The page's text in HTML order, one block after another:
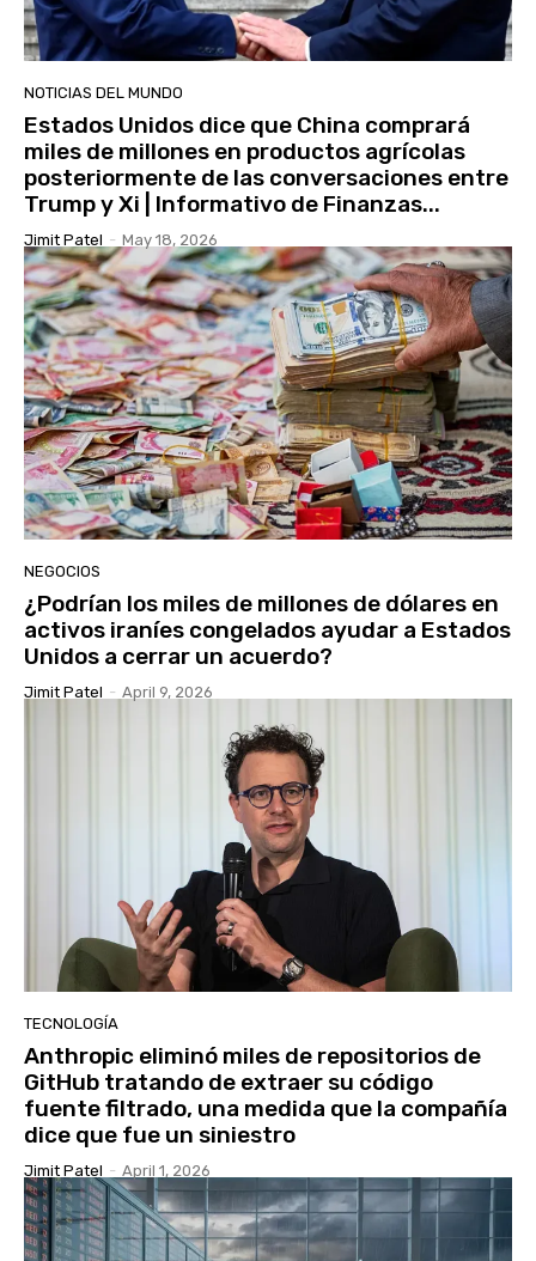
NOTICIAS DEL MUNDO
Estados Unidos dice que China comprará
miles de millones en productos agrícolas
posteriormente de las conversaciones entre
Trump y Xi | Informativo de Finanzas...
Jimit Patel - May 18, 2026
NEGOCIOS
¿Podrían los miles de millones de dólares en
activos iraníes congelados ayudar a Estados
Unidos a cerrar un acuerdo?
Jimit Patel - April 9, 2026
TECNOLOGÍA
Anthropic eliminó miles de repositorios de
GitHub tratando de extraer su código
fuente filtrado, una medida que la compañía
dice que fue un siniestro
Jimit Patel - April 1, 2026